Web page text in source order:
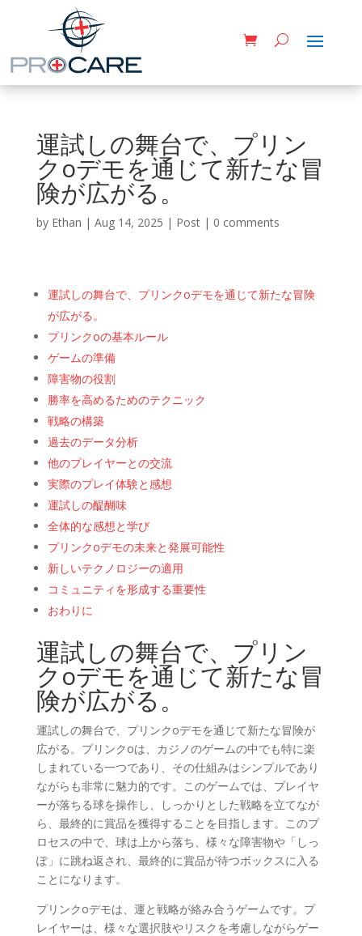
運試しの舞台で、プリン
クoデモを通じて新たな冒
険が広がる。
by Ethan | Aug 14, 2025 | Post| 0 comments
運試しの舞台で、プリンクoデモを通じて新たな冒険
が広がる。
プリンクoの基本ルール
ゲームの準備
障害物の役割
勝率を高めるためのテクニック
戦略の構築
過去のデータ分析
他のプレイヤーとの交流
実際のプレイ体験と感想
運試しの醍醐味
全体的な感想と学び
プリンクoデモの未来と発展可能性
新しいテクノロジーの適用
コミュニティを形成する重要性
おわりに
運試しの舞台で、プリン
クoデモを通じて新たな冒
険が広がる。
運試しの舞台で、プリンクoデモを通じて新たな冒険が
広がる。プリンクoは、カジノのゲームの中でも特に楽
しまれている一つであり、その仕組みはシンプルであり
ながらも非常に魅力的です。このゲームでは、プレイヤ
ーが落ちる球を操作し、しっかりとした戦略を立てなが
ら、最終的に賞品を獲得することを目指します。このプ
ロセスの中で、球は上から落ち、様々な障害物や「しっ
ぽ」に跳ね返され、最終的に賞品が待つボックスに入る
ことになります。
プリンクoデモは、運と戦略が絡み合うゲームです。プ
レイヤーは、様々な選択肢やリスクを考慮しながらゲー